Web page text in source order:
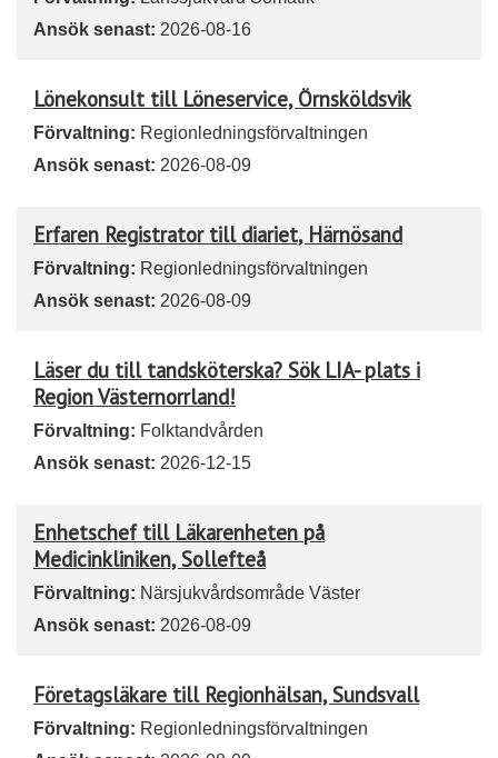
Ansök senast: 2026-08-16
Lönekonsult till Löneservice, Örnsköldsvik
Förvaltning: Regionledningsförvaltningen
Ansök senast: 2026-08-09
Erfaren Registrator till diariet, Härnösand
Förvaltning: Regionledningsförvaltningen
Ansök senast: 2026-08-09
Läser du till tandsköterska? Sök LIA- plats i
Region Västernorrland!
Förvaltning: Folktandvården
Ansök senast: 2026-12-15
Enhetschef till Läkarenheten på
Medicinkliniken, Sollefteå
Förvaltning: Närsjukvårdsområde Väster
Ansök senast: 2026-08-09
Företagsläkare till Regionhälsan, Sundsvall
Förvaltning: Regionledningsförvaltningen